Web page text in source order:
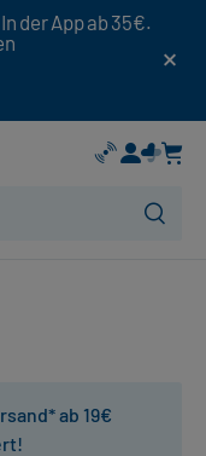
der App ab 35€.
ab 19€